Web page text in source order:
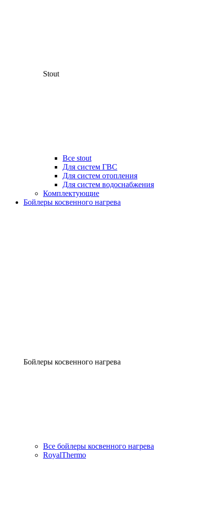
Stout
Все stout
Для систем ГВС
Для систем отопления
Для систем водоснабжения
Комплектующие
Бойлеры косвенного нагрева
Бойлеры косвенного нагрева
Все бойлеры косвенного нагрева
RoyalThermo